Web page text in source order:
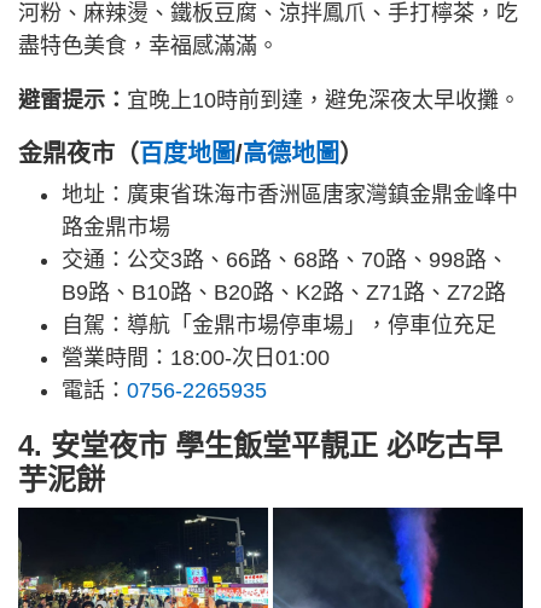
河粉、麻辣燙、鐵板豆腐、涼拌鳳爪、手打檸茶，吃
盡特色美食，幸福感滿滿。
避雷提示： 宜晚上10時前到達，避免深夜太早收攤。
金鼎夜市（百度地圖/高德地圖 ）
地址：廣東省珠海市香洲區唐家灣鎮金鼎金峰中
路金鼎市場
交通：公交3路、66路、68路、70路、998路、
B9路、B10路、B20路、K2路、Z71路、Z72路
自駕：導航「金鼎市場停車場」，停車位充足
營業時間：18:00-次日01:00
電話： 0756-2265935
4. 安堂夜市 學生飯堂平靚正 必吃古早
芋泥餅